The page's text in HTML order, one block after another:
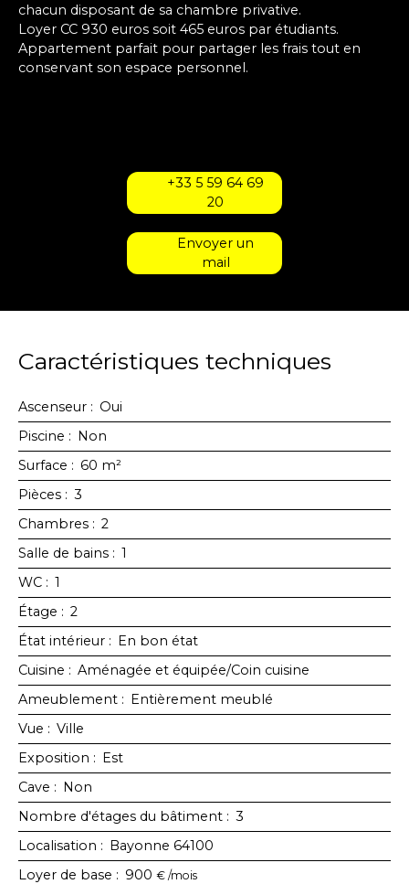
chacun disposant de sa chambre privative.
Loyer CC 930 euros soit 465 euros par étudiants.
Appartement parfait pour partager les frais tout en
conservant son espace personnel.
+33 5 59 64 69
20
Envoyer un
mail
Caractéristiques techniques
Ascenseur : Oui
Piscine : Non
Surface : 60 m²
Pièces : 3
Chambres : 2
Salle de bains : 1
WC : 1
Étage : 2
État intérieur : En bon état
Cuisine : Aménagée et équipée/Coin cuisine
Ameublement : Entièrement meublé
Vue : Ville
Exposition : Est
Cave : Non
Nombre d'étages du bâtiment : 3
Localisation : Bayonne 64100
Loyer de base : 900 € /mois